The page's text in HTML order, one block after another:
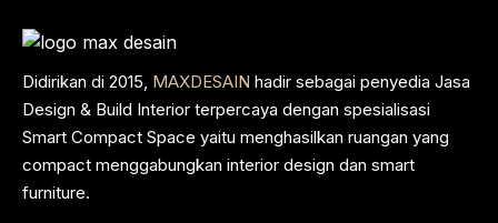
Didirikan di 2015, MAXDESAIN hadir sebagai penyedia Jasa
Design & Build Interior terpercaya dengan spesialisasi
Smart Compact Space yaitu menghasilkan ruangan yang
compact menggabungkan interior design dan smart
furniture.